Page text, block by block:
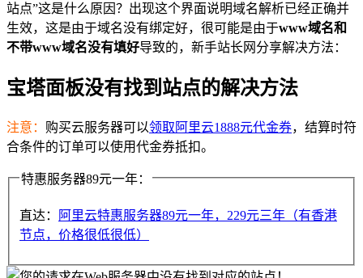
站点”这是什么原因？出现这个界面说明域名解析已经正确并
生效，这是由于域名没有绑定好，很可能是由于www域名和
不带www域名没有填好导致的，新手站长网分享解决方法：
宝塔面板没有找到站点的解决方法
注意： 购买云服务器可以领取阿里云1888元代金券，结算时符
合条件的订单可以使用代金券抵扣。
特惠服务器89元一年：
直达：
阿里云特惠服务器89元一年，229元三年（有香港
节点，价格很低很低）